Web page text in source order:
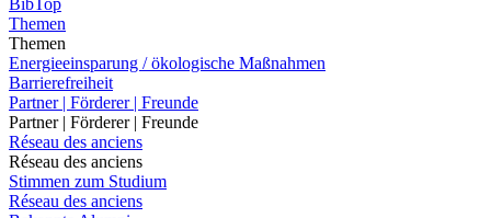
BibTop
Themen
Themen
Energieeinsparung / ökologische Maßnahmen
Barrierefreiheit
Partner | Förderer | Freunde
Partner | Förderer | Freunde
Réseau des anciens
Réseau des anciens
Stimmen zum Studium
Réseau des anciens